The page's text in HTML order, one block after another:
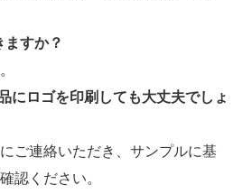
ますか？
にロゴを印刷しても大丈夫でしょ
ご連絡いただき、サンプルに基
認ください。